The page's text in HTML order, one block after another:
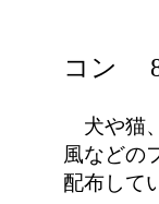
コン
犬や猫
風などの
配布して